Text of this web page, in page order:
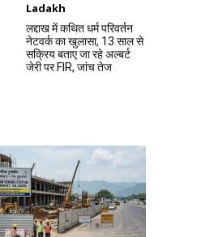
Ladakh
लद्दाख में कथित धर्म परिवर्तन
नेटवर्क का खुलासा, 13 साल से
सक्रिय बताए जा रहे अल्बर्ट
जेरी पर FIR, जांच तेज